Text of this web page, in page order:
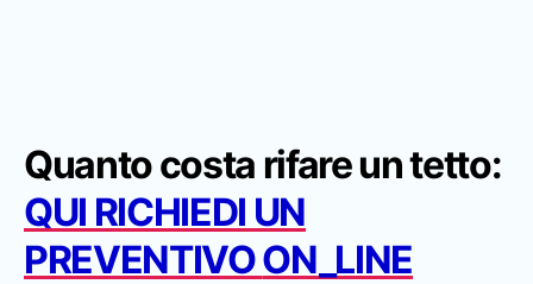
Quanto costa rifare un tetto:
QUI RICHIEDI UN
PREVENTIVOON_LINE